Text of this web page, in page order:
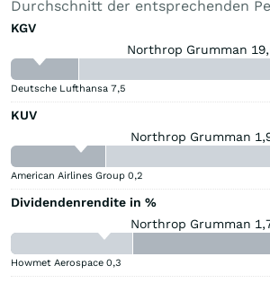
Durchschnitt der entsprechenden
KGV
Northrop Grumman
Deutsche Lufthansa 7,5
KUV
Northrop Grumman
American Airlines Group 0,2
Dividendenrendite in %
Northrop Grumman
Howmet Aerospace 0,3